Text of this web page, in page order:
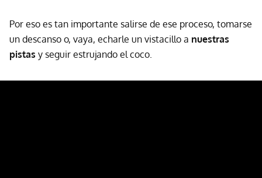
Por eso es tan importante salirse de ese proceso, tomarse
un descanso o, vaya, echarle un vistacillo a nuestras
pistas y seguir estrujando el coco.